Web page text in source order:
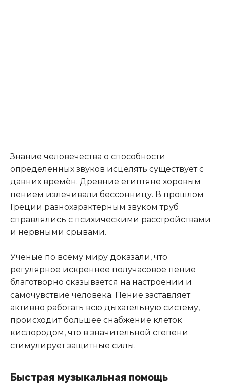
Знание человечества о способности
определённых звуков исцелять существует с
давних времён. Древние египтяне хоровым
пением излечивали бессонницу. В прошлом
Греции разнохарактерным звуком труб
справлялись с психическими расстройствами
и нервными срывами.
Учёные по всему миру доказали, что
регулярное искреннее получасовое пение
благотворно сказывается на настроении и
самочувствие человека. Пение заставляет
активно работать всю дыхательную систему,
происходит большее снабжение клеток
кислородом, что в значительной степени
стимулирует защитные силы.
Быстрая музыкальная помощь